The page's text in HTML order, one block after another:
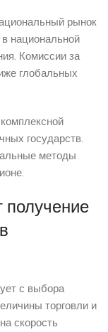
рынок
национальной
Комиссии за
глобальных
государств.
методы
получение
с выбора
торговли и
скорость